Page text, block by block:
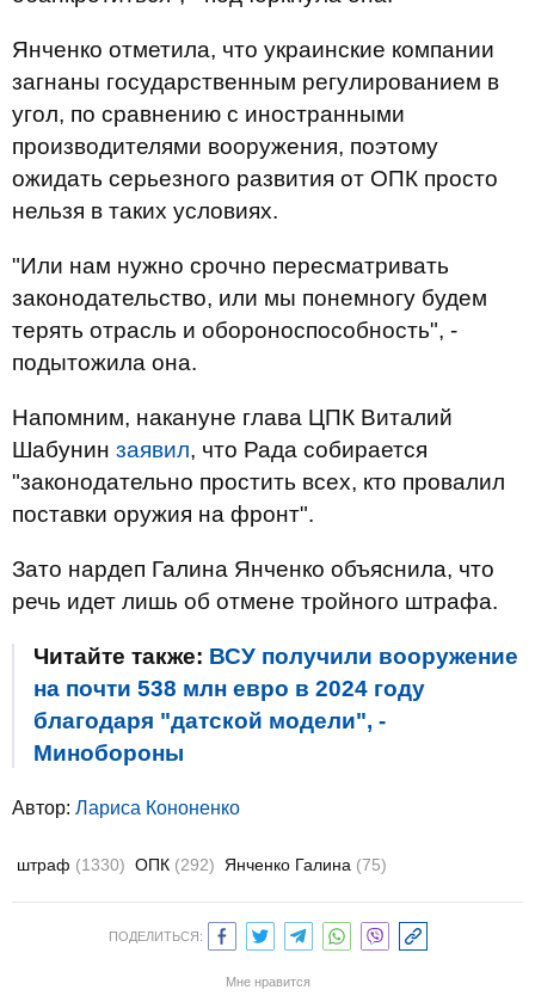
Янченко отметила, что украинские компании
загнаны государственным регулированием в
угол, по сравнению с иностранными
производителями вооружения, поэтому
ожидать серьезного развития от ОПК просто
нельзя в таких условиях.
"Или нам нужно срочно пересматривать
законодательство, или мы понемногу будем
терять отрасль и обороноспособность", -
подытожила она.
Напомним, накануне глава ЦПК Виталий
Шабунин заявил, что Рада собирается
"законодательно простить всех, кто провалил
поставки оружия на фронт".
Зато нардеп Галина Янченко объяснила, что
речь идет лишь об отмене тройного штрафа.
Читайте также: ВСУ получили вооружение
на почти 538 млн евро в 2024 году
благодаря "датской модели", -
Минобороны
Автор: Лариса Кононенко
штраф (1330) ОПК (292) Янченко Галина (75)
ПОДЕЛИТЬСЯ:
Мне нравится